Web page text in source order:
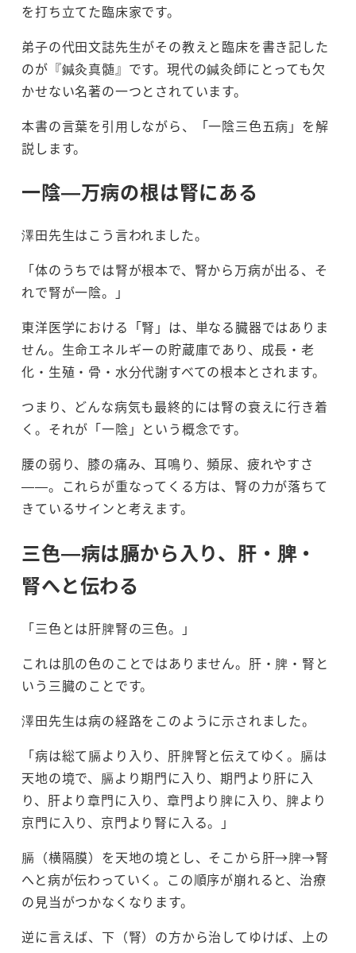
を打ち立てた臨床家です。
弟子の代田文誌先生がその教えと臨床を書き記した
のが『鍼灸真髄』です。現代の鍼灸師にとっても欠
かせない名著の一つとされています。
本書の言葉を引用しながら、「一陰三色五病」を解
説します。
一陰—万病の根は腎にある
澤田先生はこう言われました。
「体のうちでは腎が根本で、腎から万病が出る、そ
れで腎が一陰。」
東洋医学における「腎」は、単なる臓器ではありま
せん。生命エネルギーの貯蔵庫であり、成長・老
化・生殖・骨・水分代謝すべての根本とされます。
つまり、どんな病気も最終的には腎の衰えに行き着
く。それが「一陰」という概念です。
腰の弱り、膝の痛み、耳鳴り、頻尿、疲れやすさ
——。これらが重なってくる方は、腎の力が落ちて
きているサインと考えます。
三色—病は膈から入り、肝・脾・
腎へと伝わる
「三色とは肝脾腎の三色。」
これは肌の色のことではありません。肝・脾・腎と
いう三臓のことです。
澤田先生は病の経路をこのように示されました。
「病は総て膈より入り、肝脾腎と伝えてゆく。膈は
天地の境で、膈より期門に入り、期門より肝に入
り、肝より章門に入り、章門より脾に入り、脾より
京門に入り、京門より腎に入る。」
膈（横隔膜）を天地の境とし、そこから肝→脾→腎
へと病が伝わっていく。この順序が崩れると、治療
の見当がつかなくなります。
逆に言えば、下（腎）の方から治してゆけば、上の